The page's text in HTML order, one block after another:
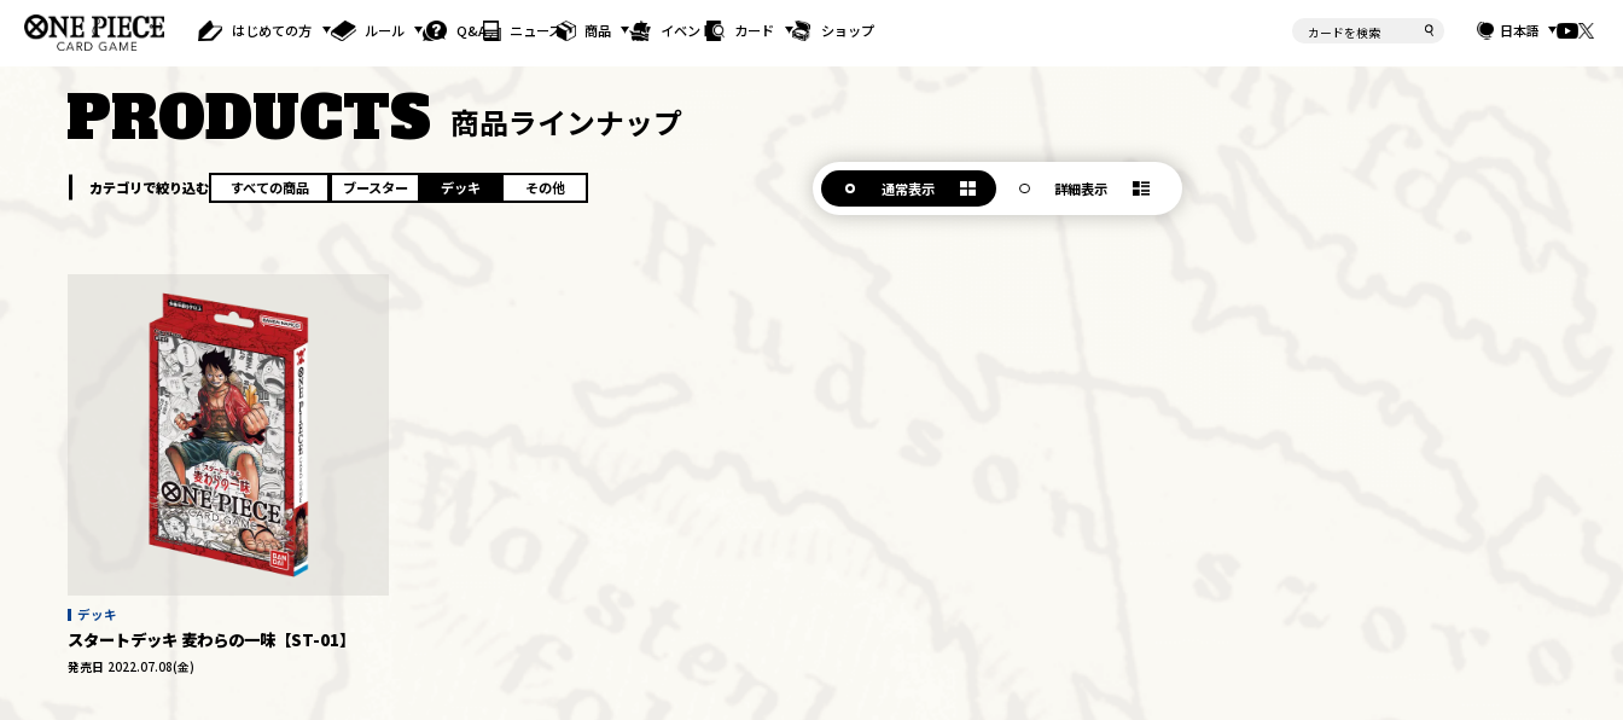
はじめての方 ルール Q&A ニュース 商品 イベント カード ショップ 日本語
PRODUCTS 商品ラインナップ
カテゴリで絞り込む すべての商品 ブースター デッキ その他 通常表示 詳細表示
デッキ
スタートデッキ 麦わらの一味【ST-01】
発売日 2022.07.08(金)